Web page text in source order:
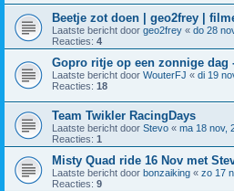
Beetje zot doen | geo2frey |
Laatste bericht door geo2frey « do 28
Reacties: 4
Gopro ritje op een zonnige dag
Laatste bericht door WouterFJ « di 19
Reacties: 18
Team Twikler RacingDays
Laatste bericht door Stevo « ma 18 nov,
Reacties: 1
Misty Quad ride 16 Nov met
Laatste bericht door bonzaiking « zo 17
Reacties: 9